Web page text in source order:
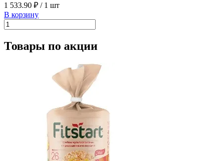
1 533.90 ₽ /1 шт
В корзину
Товары по акции